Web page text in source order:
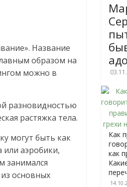
Название
образом на
можно в
разновидностью
растяжка тела.
могут быть как
аэробики,
занимался
основных
Как
как